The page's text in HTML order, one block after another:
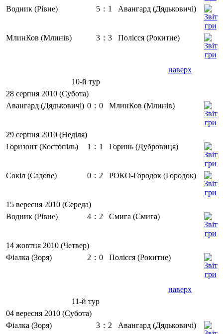
Водник (Рівне) 5 : 1 Авангард (Дядьковичі)
МлинКов (Млинів) 3 : 3 Полісся (Рокитне)
наверх
10-й тур
28 серпня 2010 (Субота)
Авангард (Дядьковичі) 0 : 0 МлинКов (Млинів)
29 серпня 2010 (Неділя)
Горизонт (Костопіль)
1 : 1 Горинь (Дубровиця)
Сокіл (Садове) 0 : 2 РОКО-Городок (Городок)
15 вересня 2010 (Середа)
Водник (Рівне)
4 : 2 Смига (Смига)
14 жовтня 2010 (Четвер)
Фіалка (Зоря)
2 : 0 Полісся (Рокитне)
наверх
11-й тур
04 вересня 2010 (Субота)
Фіалка (Зоря)
3 : 2 Авангард (Дядьковичі)